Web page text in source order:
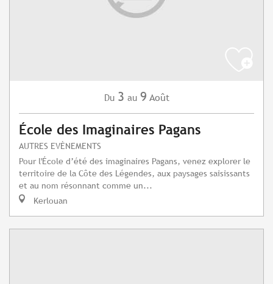
Du 3 au 9 Août
École des Imaginaires Pagans
AUTRES EVÈNEMENTS
Pour l'École d’été des imaginaires Pagans, venez explorer le
territoire de la Côte des Légendes, aux paysages saisissants
et au nom résonnant comme un...
Kerlouan